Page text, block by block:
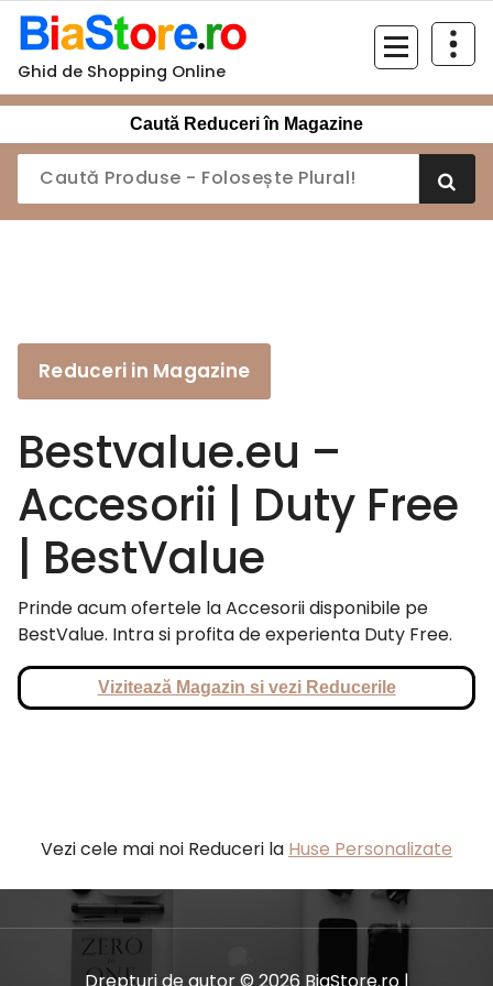
Sari
conținut
Ghid de Shopping Online
Caută Reduceri în Magazine
Reduceri in Magazine
Bestvalue.eu –
Accesorii | Duty Free
| BestValue
Prinde acum ofertele la Accesorii disponibile pe
BestValue. Intra si profita de experienta Duty Free.
Vizitează Magazin si vezi Reducerile
Vezi cele mai noi Reduceri la Huse Personalizate